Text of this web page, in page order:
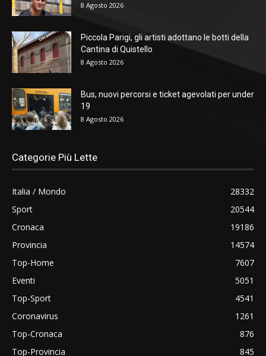
8 Agosto 2026
Piccola Parigi, gli artisti adottano le botti della
Cantina di Quistello
8 Agosto 2026
Bus, nuovi percorsi e ticket agevolati per under
19
8 Agosto 2026
Categorie Più Lette
Italia / Mondo
28332
Sport
20544
Cronaca
19186
Provincia
14574
Top-Home
7607
Eventi
5051
Top-Sport
4541
Coronavirus
1261
Top-Cronaca
876
Top-Provincia
845